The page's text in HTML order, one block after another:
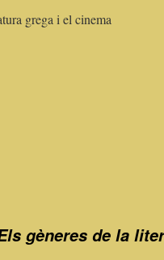
grega i el cinema
gèneres de la